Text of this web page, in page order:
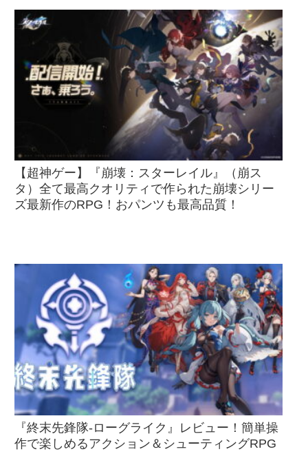
【超神ゲー】『崩壊：スターレイル』（崩ス
タ）全て最高クオリティで作られた崩壊シリー
ズ最新作のRPG！おパンツも最高品質！
『終末先鋒隊-ローグライク』レビュー！簡単操
作で楽しめるアクション＆シューティングRPG